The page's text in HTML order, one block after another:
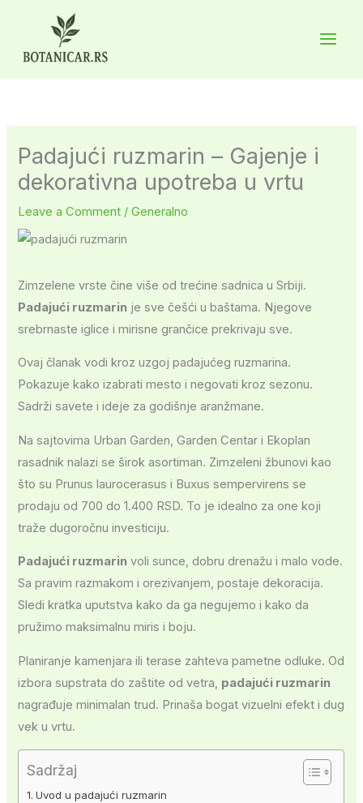
content
Menu
Padajući ruzmarin – Gajenje i
dekorativna upotreba u vrtu
Leave a Comment /Generalno
Zimzelene vrste čine više od trećine sadnica u Srbiji.
Padajući ruzmarin je sve češći u baštama. Njegove
srebrnaste iglice i mirisne grančice prekrivaju sve.
Ovaj članak vodi kroz uzgoj padajućeg ruzmarina.
Pokazuje kako izabrati mesto i negovati kroz sezonu.
Sadrži savete i ideje za godišnje aranžmane.
Na sajtovima Urban Garden, Garden Centar i Ekoplan
rasadnik nalazi se širok asortiman. Zimzeleni žbunovi kao
što su Prunus laurocerasus i Buxus sempervirens se
prodaju od 700 do 1.400 RSD. To je idealno za one koji
traže dugoročnu investiciju.
Padajući ruzmarin voli sunce, dobru drenažu i malo vode.
Sa pravim razmakom i orezivanjem, postaje dekoracija.
Sledi kratka uputstva kako da ga negujemo i kako da
pružimo maksimalnu miris i boju.
Planiranje kamenjara ili terase zahteva pametne odluke. Od
izbora supstrata do zaštite od vetra, padajući ruzmarin
nagrađuje minimalan trud. Prinaša bogat vizuelni efekt i dug
vek u vrtu.
Sadržaj
Uvod u padajući ruzmarin